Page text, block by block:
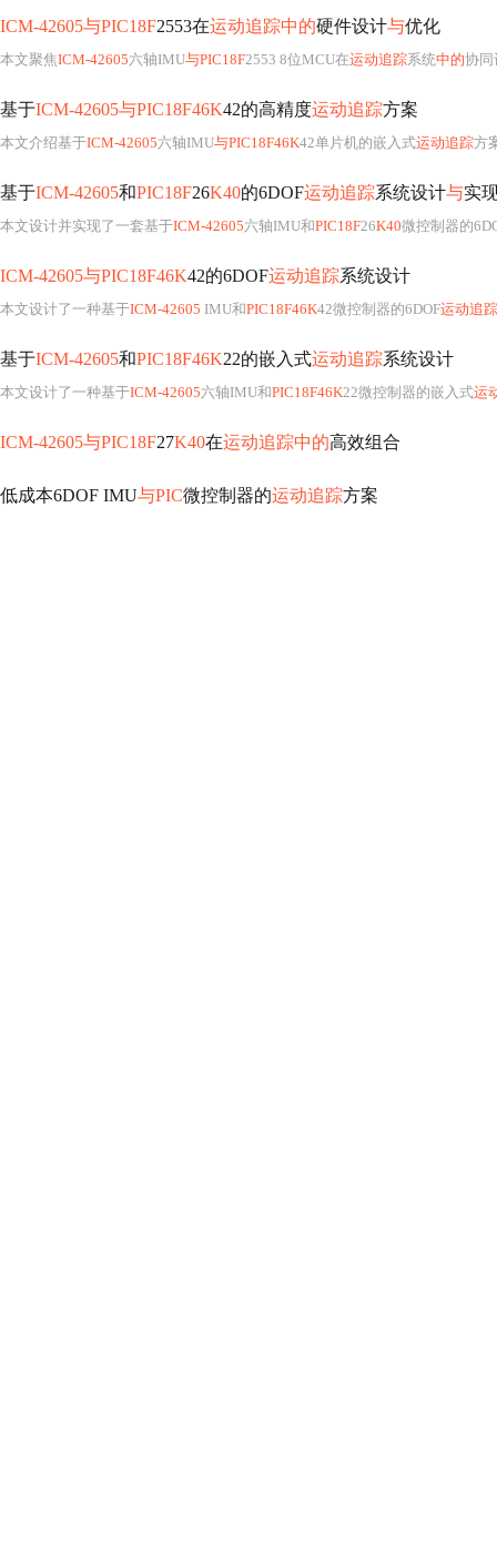
ICM-42605与PIC18F2553在运动追踪中的硬件设计与优化
本文聚焦ICM-42605六轴IMU与PIC18F2553 8位MCU在运动追踪系统中的协同
基于ICM-42605与PIC18F46K42的高精度运动追踪方案
本文介绍基于ICM-42605六轴IMU与PIC18F46K42单片机的嵌入式运动追踪方案，实现角度
基于ICM-42605和PIC18F26K40的6DOF运动追踪系统设计与实
本文设计并实现了一套基于ICM-42605六轴IMU和PIC18F26K40微控制器的
ICM-42605与PIC18F46K42的6DOF运动追踪系统设计
本文设计了一种基于ICM-42605 IMU和PIC18F46K42微控制器的6DOF运动追踪
基于ICM-42605和PIC18F46K22的嵌入式运动追踪系统设计
本文设计了一种基于ICM-42605六轴IMU和PIC18F46K22微控制器的嵌入式运
ICM-42605与PIC18F27K40在运动追踪中的高效组合
低成本6DOF IMU与PIC微控制器的运动追踪方案